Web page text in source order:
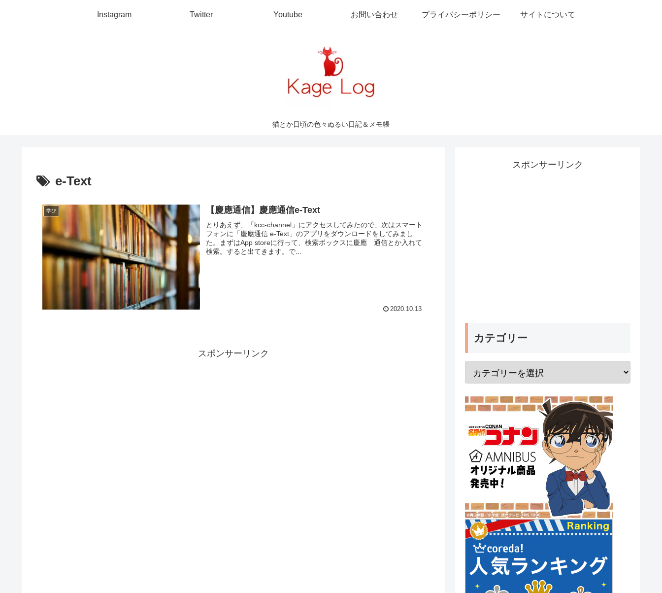
猫とか日頃の色々ぬるい日記＆メモ帳
Instagram Twitter Youtube お問い合わせ プライバシーポリシー サイトについて
e-Text
学び 【慶應通信】慶應通信e-Text
とりあえず、「kcc-channel」にアクセスしてみたので、次はスマート
フォンに「慶應通信 e-Text」のアプリをダウンロードをしてみまし
た。まずはApp storeに行って、検索ボックスに慶應 通信とか入れて
検索。すると出てきます。で...
2020.10.13
スポンサーリンク
スポンサーリンク
カテゴリー